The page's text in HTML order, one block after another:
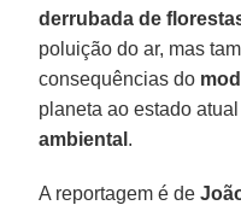
derrubada de
poluição do ar, mas
consequências do
planeta ao estado
ambiental .
A reportagem é de